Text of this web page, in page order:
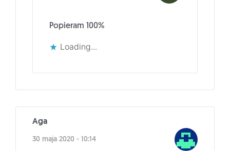
Popieram 100%
Loading...
Aga
30 maja 2020 - 10:14